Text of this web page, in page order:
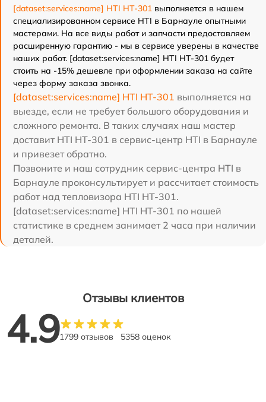
[dataset:services:name] HTI HT-301 выполняется в нашем
специализированном сервисе HTI в Барнауле опытными
мастерами. На все виды работ и запчасти предоставляем
расширенную гарантию - мы в сервисе уверены в качестве
наших работ. [dataset:services:name] HTI HT-301 будет
стоить на -15% дешевле при оформлении заказа на сайте
через форму заказа звонка.
[dataset:services:name] HTI HT-301 выполняется на
выезде, если не требует большого оборудования и
сложного ремонта. В таких случаях наш мастер
доставит HTI HT-301 в сервис-центр HTI в Барнауле
и привезет обратно.
Позвоните и наш сотрудник сервис-центра HTI в
Барнауле проконсультирует и рассчитает стоимость
работ над тепловизора HTI HT-301.
[dataset:services:name] HTI HT-301 по нашей
статистике в среднем занимает 2 часа при наличии
деталей.
Отзывы клиентов
4.91799 отзывов 5358 оценок